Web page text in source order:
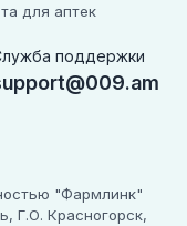
поддержки
для аптек
"Фармлинк"
Г.О. Красногорск,